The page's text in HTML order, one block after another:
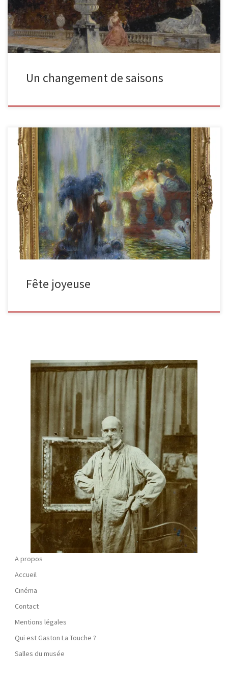
Un changement de saisons
La fête joyeuse, 1899, Huile sur toile 101 x 81,5 cm. (39.8 x 32.1 in.)
signée et datée en bas […]
Fête joyeuse
A propos
Accueil
Cinéma
Contact
Mentions légales
Qui est Gaston La Touche ?
Salles du musée